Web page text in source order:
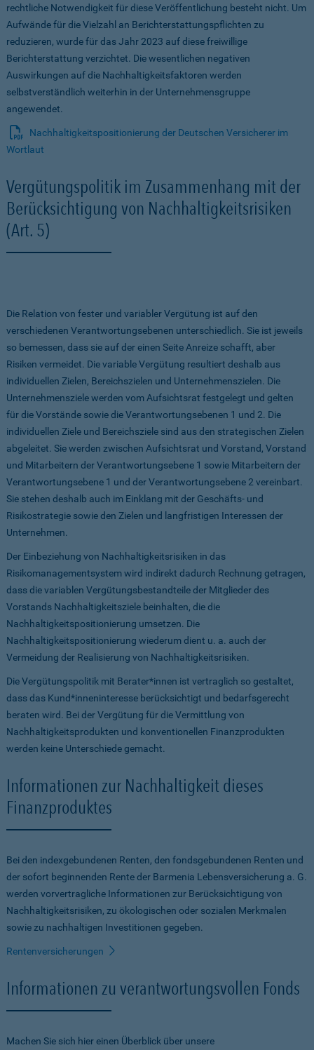
rechtliche Notwendigkeit für diese Veröffentlichung besteht nicht. Um
Aufwände für die Vielzahl an Berichterstattungspflichten zu
reduzieren, wurde für das Jahr 2023 auf diese freiwillige
Berichterstattung verzichtet. Die wesentlichen negativen
Auswirkungen auf die Nachhaltigkeitsfaktoren werden
selbstverständlich weiterhin in der Unternehmensgruppe
angewendet.
Nachhaltigkeitspositionierung der Deutschen Versicherer im
Wortlaut
Vergütungspolitik im Zusammenhang mit der
Berücksichtigung von Nachhaltigkeitsrisiken
(Art. 5)
Die Relation von fester und variabler Vergütung ist auf den
verschiedenen Verantwortungsebenen unterschiedlich. Sie ist jeweils
so bemessen, dass sie auf der einen Seite Anreize schafft, aber
Risiken vermeidet. Die variable Vergütung resultiert deshalb aus
individuellen Zielen, Bereichszielen und Unternehmenszielen. Die
Unternehmensziele werden vom Aufsichtsrat festgelegt und gelten
für die Vorstände sowie die Verantwortungsebenen 1 und 2. Die
individuellen Ziele und Bereichsziele sind aus den strategischen Zielen
abgeleitet. Sie werden zwischen Aufsichtsrat und Vorstand, Vorstand
und Mitarbeitern der Verantwortungsebene 1 sowie Mitarbeitern der
Verantwortungsebene 1 und der Verantwortungsebene 2 vereinbart.
Sie stehen deshalb auch im Einklang mit der Geschäfts- und
Risikostrategie sowie den Zielen und langfristigen Interessen der
Unternehmen.
Der Einbeziehung von Nachhaltigkeitsrisiken in das
Risikomanagementsystem wird indirekt dadurch Rechnung getragen,
dass die variablen Vergütungsbestandteile der Mitglieder des
Vorstands Nachhaltigkeitsziele beinhalten, die die
Nachhaltigkeitspositionierung umsetzen. Die
Nachhaltigkeitspositionierung wiederum dient u. a. auch der
Vermeidung der Realisierung von Nachhaltigkeitsrisiken.
Die Vergütungspolitik mit Berater*innen ist vertraglich so gestaltet,
dass das Kund*inneninteresse berücksichtigt und bedarfsgerecht
beraten wird. Bei der Vergütung für die Vermittlung von
Nachhaltigkeitsprodukten und konventionellen Finanzprodukten
werden keine Unterschiede gemacht.
Informationen zur Nachhaltigkeit dieses
Finanzproduktes
Bei den indexgebundenen Renten, den fondsgebundenen Renten und
der sofort beginnenden Rente der Barmenia Lebensversicherung a. G.
werden vorvertragliche Informationen zur Berücksichtigung von
Nachhaltigkeitsrisiken, zu ökologischen oder sozialen Merkmalen
sowie zu nachhaltigen Investitionen gegeben.
Rentenversicherungen
Informationen zu verantwortungsvollen Fonds
Machen Sie sich hier einen Überblick über unsere